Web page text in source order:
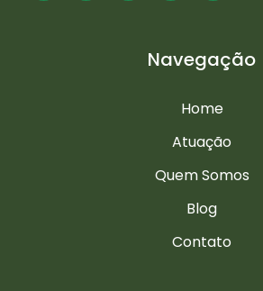
Navegação
Home
Atuação
Quem Somos
Blog
Contato